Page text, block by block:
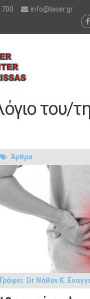
Παράκαμψη
προς το
περιεχόμενο
700 info@laser.gr
του/
Άρθρα
Γράφει: Dr Νάθαν Κ.